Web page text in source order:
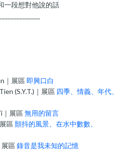
一段想對他說的話
｜展區即興口白
(S.Y.T.)｜展區 四季、情義、年代、
｜展區無用的留言
區顫抖的風景、在水中數數、
展區錄音是我未知的記憶